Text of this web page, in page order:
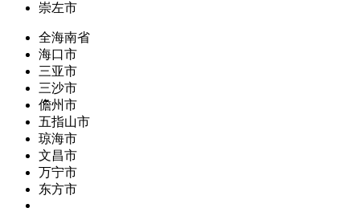
崇左市
全海南省
海口市
三亚市
三沙市
儋州市
五指山市
琼海市
文昌市
万宁市
东方市